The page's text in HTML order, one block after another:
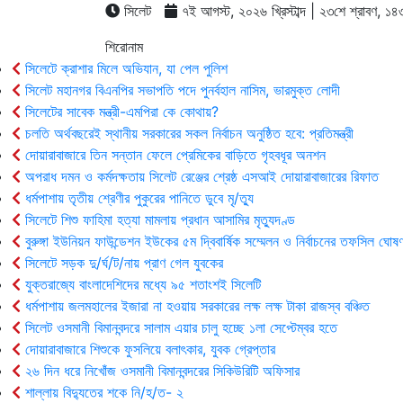
সিলেট
৭ই আগস্ট, ২০২৬ খ্রিস্টাব্দ | ২৩শে শ্রাবণ,
শিরোনাম
সিলেটে ক্রাশার মিলে অভিযান, যা পেল পুলিশ
সিলেট মহানগর বিএনপির সভাপতি পদে পুনর্বহাল নাসিম, ভারমুক্ত লোদী
সিলেটের সাবেক মন্ত্রী-এমপিরা কে কোথায়?
চলতি অর্থবছরেই স্থানীয় সরকারের সকল নির্বাচন অনুষ্ঠিত হবে: প্রতিমন্ত্রী
দোয়ারাবাজারে তিন সন্তান ফেলে প্রেমিকের বাড়িতে গৃহবধূর অনশন
অপরাধ দমন ও কর্মদক্ষতায় সিলেট রেঞ্জের শ্রেষ্ঠ এসআই দোয়ারাবাজারের রিফাত
ধর্মপাশায় তৃতীয় শ্রেণীর পুকুরের পানিতে ডুবে মৃ/ত্যু
সিলেটে শিশু ফাহিমা হত্যা মামলায় প্রধান আসামির মৃত্যুদণ্ড
বুরুঙ্গা ইউনিয়ন ফাউন্ডেশন ইউকের ৫ম দ্বিবার্ষিক সম্মেলন ও নির্বাচনের তফসিল
সিলেটে সড়ক দু/র্ঘ/ট/নায় প্রাণ গেল যুবকের
যুক্তরাজ্যে বাংলাদেশিদের মধ্যে ৯৫ শতাংশই সিলেটি
ধর্মপাশায় জলমহালের ইজারা না হওয়ায় সরকারের লক্ষ লক্ষ টাকা রাজস্ব বঞ্চিত
সিলেট ওসমানী বিমানবন্দরে সালাম এয়ার চালু হচ্ছে ১লা সেপ্টেম্বর হতে
দোয়ারাবাজারে শিশুকে ফুসলিয়ে বলাৎকার, যুবক গ্রেপ্তার
২৬ দিন ধরে নিখোঁজ ওসমানী বিমানবন্দরের সিকিউরিটি অফিসার
শাল্লায় বিদ্যুতের শকে নি/হ/ত- ২